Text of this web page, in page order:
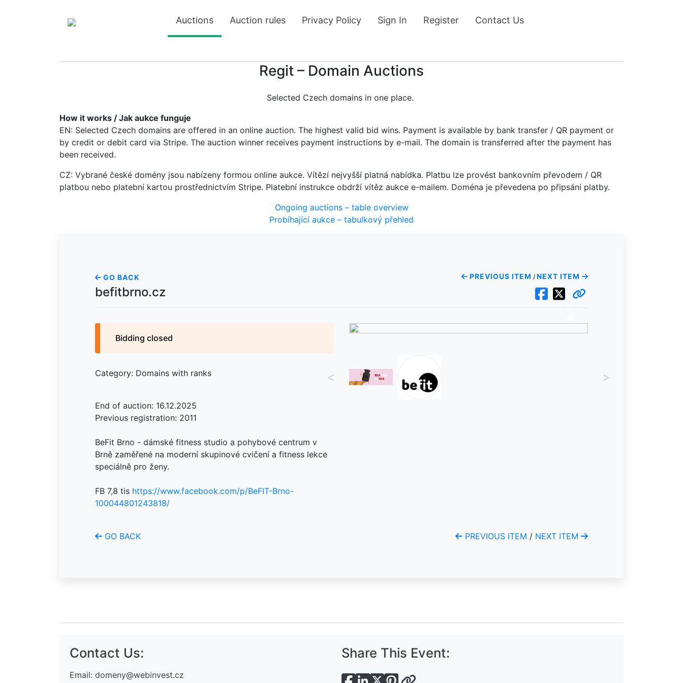
Auctions Auction rules Privacy Policy Sign In Register Contact Us
Regit – Domain Auctions
Selected Czech domains in one place.
How it works / Jak aukce funguje
EN: Selected Czech domains are offered in an online auction. The highest valid bid wins. Payment is available by bank transfer / QR payment or
by credit or debit card via Stripe. The auction winner receives payment instructions by e-mail. The domain is transferred after the payment has
been received.
CZ: Vybrané české domény jsou nabízeny formou online aukce. Vítězí nejvyšší platná nabídka. Platbu lze provést bankovním převodem / QR
platbou nebo platební kartou prostřednictvím Stripe. Platební instrukce obdrží vítěz aukce e-mailem. Doména je převedena po připsání platby.
Ongoing auctions – table overview
Probíhající aukce – tabulkový přehled
GO BACK PREVIOUS ITEM / NEXT ITEM
befitbrno.cz
Bidding closed
Category: Domains with ranks
End of auction: 16.12.2025
Previous registration: 2011
BeFit Brno - dámské fitness studio a pohybové centrum v
Brně zaměřené na moderní skupinové cvičení a fitness lekce
speciálně pro ženy.
FB 7,8 tis https://www.facebook.com/p/BeFIT-Brno-
100044801243818/
< >
GO BACK PREVIOUS ITEM / NEXT ITEM
Contact Us:
Email: domeny@webinvest.cz
Share This Event: